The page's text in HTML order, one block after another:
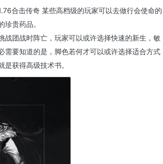
合击传奇 某些高档级的玩家可以去做行会使命的
贵药品。
团战时阵亡，玩家可以或许选择快速的新生，敏
要知道的是，脚色若何才可以或许选择适合方式
获得高级技术书。